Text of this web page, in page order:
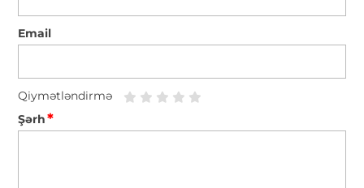
Email
Qiymətləndirmə
Şərh*